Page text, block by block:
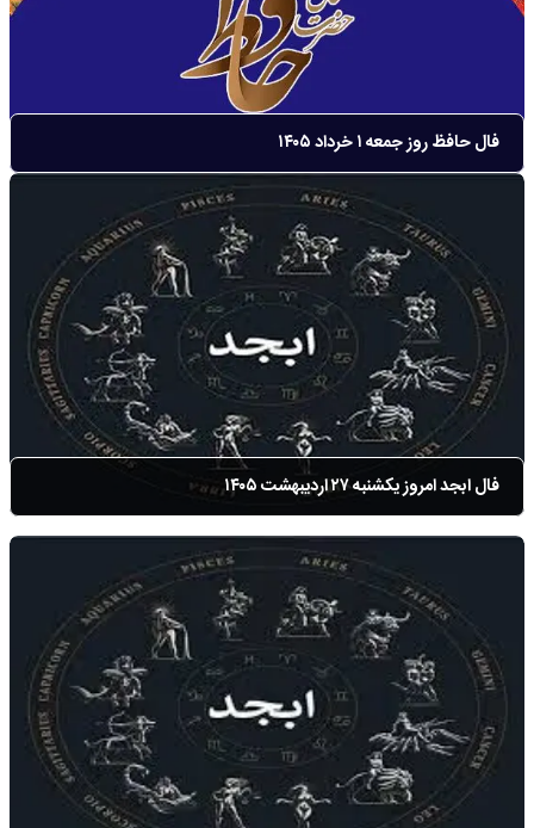
فال حافظ روز جمعه ۱ خرداد ۱۴۰۵
فال ابجد امروز یکشنبه ۲۷ اردیبهشت ۱۴۰۵